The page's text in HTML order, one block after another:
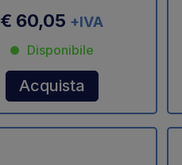
€ 60,05 +IVA
Disponibile
Acquista